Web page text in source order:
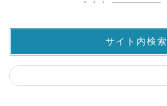
サイト内検索